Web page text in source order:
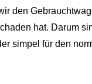
den
simpel für den